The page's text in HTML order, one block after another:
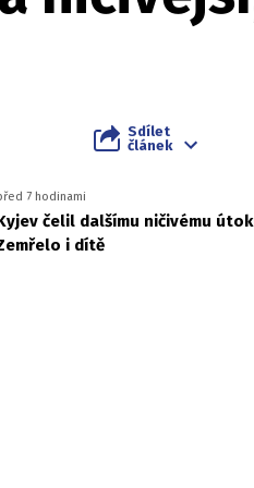
Sdílet
článek
7 hodinami
čelil dalšímu ničivému
i dítě